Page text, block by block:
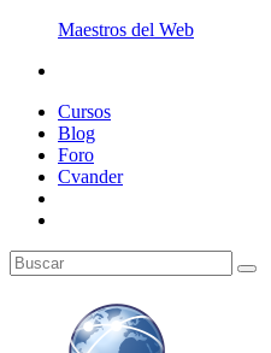
Maestros del Web
Cursos
Blog
Foro
Cvander